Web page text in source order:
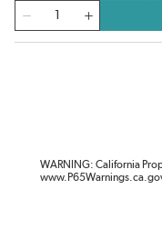
Cantidad
WARNING: California